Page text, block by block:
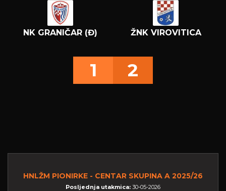
NK GRANIČAR (Đ) ŽNK VIROVITICA
1 2
HNLŽM PIONIRKE - CENTAR SKUPINA A 2025/26
Posljednja utakmica: 30-05-2026